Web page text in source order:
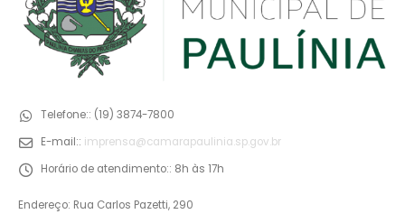
Telefone:: (19) 3874-7800
E-mail:: imprensa@camarapaulinia.sp.gov.br
Horário de atendimento:: 8h às 17h
Endereço: Rua Carlos Pazetti, 290